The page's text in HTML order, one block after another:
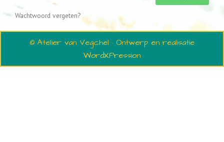
Wachtwoord vergeten?
© Atelier van Vegchel · Ontwerp en realisatie
WordXPression